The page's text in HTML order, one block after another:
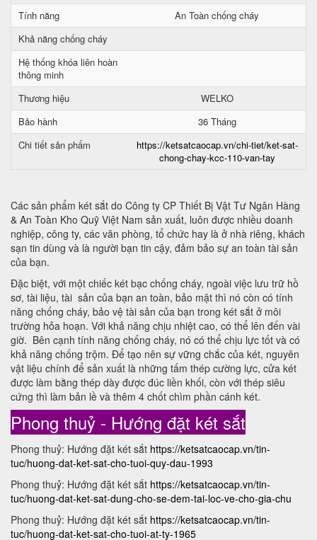
Tính năng
An Toàn chống cháy
Khả năng chống cháy
Hệ thống khóa liên hoàn
thông minh
Thương hiệu
WELKO
Bảo hành
36 Tháng
Chi tiết sản phẩm
https://ketsatcaocap.vn/chi-tiet/ket-sat-
chong-chay-kcc-110-van-tay
Các sản phẩm két sắt do Công ty CP Thiết Bị Vật Tư Ngân Hàng
& An Toàn Kho Quỹ Việt Nam sản xuất, luôn được nhiều doanh
nghiệp, công ty, các văn phòng, tổ chức hay là ở nhà riêng, khách
sạn tin dùng và là người bạn tin cậy, đảm bảo sự an toàn tài sản
của bạn.
Đặc biệt, với một chiếc két bạc chống cháy, ngoài việc lưu trữ hồ
sơ, tài liệu, tài sản của bạn an toàn, bảo mật thì nó còn có tính
năng chống cháy, bảo vệ tài sản của bạn trong két sắt ở môi
trường hỏa hoạn. Với khả năng chịu nhiệt cao, có thể lên đến vài
giờ. Bên cạnh tính năng chống cháy, nó có thể chịu lực tốt và có
khả năng chống trộm. Để tạo nên sự vững chắc của két, nguyên
vật liệu chính để sản xuất là những tấm thép cường lực, cửa két
được làm bằng thép dày được đúc liền khối, còn với thép siêu
cứng thì làm bản lề và thêm 4 chốt chìm phần cánh két.
Phong thuỷ - Hướng đặt két sắt
Phong thuỷ: Hướng đặt két sắt https://ketsatcaocap.vn/tin-
tuc/huong-dat-ket-sat-cho-tuoi-quy-dau-1993
Phong thuỷ: Hướng đặt két sắt https://ketsatcaocap.vn/tin-
tuc/huong-dat-ket-sat-dung-cho-se-dem-tai-loc-ve-cho-gia-chu
Phong thuỷ: Hướng đặt két sắt https://ketsatcaocap.vn/tin-
tuc/huong-dat-ket-sat-cho-tuoi-at-ty-1965